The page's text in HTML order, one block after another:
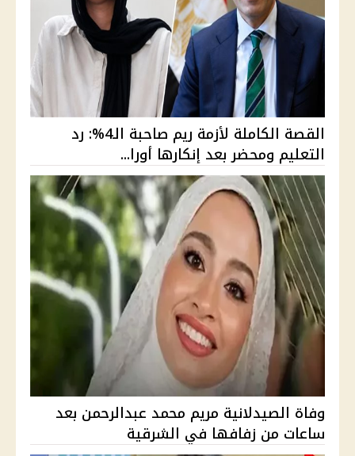
القصة الكاملة لأزمة ريم صاحبة الـ4%: رد
التعليم ومحضر بعد إنكارها أورا...
وفاة الصيدلانية مريم محمد عبدالرحمن بعد
ساعات من زفافها في الشرقية